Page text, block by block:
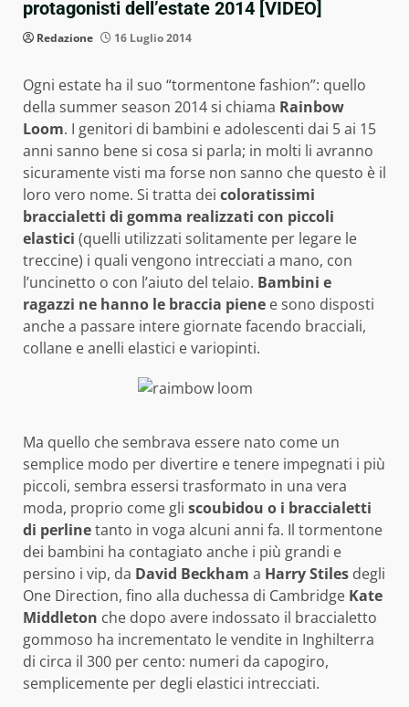
protagonisti dell’estate 2014 [VIDEO]
Redazione 16 Luglio 2014
Ogni estate ha il suo “tormentone fashion”: quello
della summer season 2014 si chiama Rainbow
Loom. I genitori di bambini e adolescenti dai 5 ai 15
anni sanno bene si cosa si parla; in molti li avranno
sicuramente visti ma forse non sanno che questo è il
loro vero nome. Si tratta dei coloratissimi
braccialetti di gomma realizzati con piccoli
elastici (quelli utilizzati solitamente per legare le
treccine) i quali vengono intrecciati a mano, con
l’uncinetto o con l’aiuto del telaio. Bambini e
ragazzi ne hanno le braccia piene e sono disposti
anche a passare intere giornate facendo bracciali,
collane e anelli elastici e variopinti.
Ma quello che sembrava essere nato come un
semplice modo per divertire e tenere impegnati i più
piccoli, sembra essersi trasformato in una vera
moda, proprio come gli scoubidou o i braccialetti
di perlinetanto in voga alcuni anni fa. Il tormentone
dei bambini ha contagiato anche i più grandi e
persino i vip, da David Beckham a Harry Stiles degli
One Direction, fino alla duchessa di Cambridge Kate
Middleton che dopo avere indossato il braccialetto
gommoso ha incrementato le vendite in Inghilterra
di circa il 300 per cento: numeri da capogiro,
semplicemente per degli elastici intrecciati.